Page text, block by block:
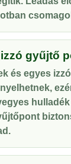
gyűjtő
és egyes